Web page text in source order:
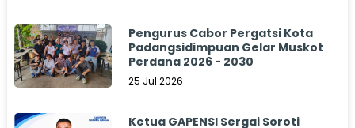
Pengurus Cabor Pergatsi Kota
Padangsidimpuan Gelar Muskot
Perdana 2026 - 2030
25 Jul 2026
Ketua GAPENSI Sergai Soroti